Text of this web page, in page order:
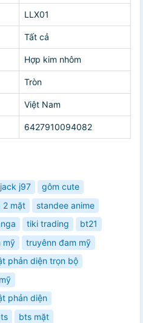
LLX01
Tất cả
Hợp kim nhôm
Tròn
Việt Nam
6427910094082
jack j97
gôm cute
2 mặt
standee anime
tiki trading
bt21
mỹ
truyênn đam mỹ
phản diện trọn bộ
phản diện
bts mặt